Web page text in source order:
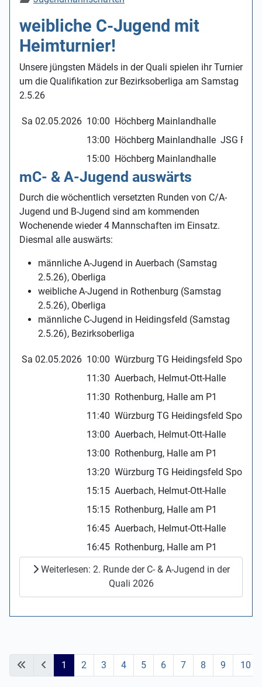
weibliche C-Jugend mit
Heimturnier!
Unsere jüngsten Mädels in der Quali spielen ihr Turnier
um die Qualifikation zur Bezirksoberliga am Samstag
2.5.26
Sa 02.05.2026 10:00 Höchberg Mainlandhalle
13:00 Höchberg Mainlandhalle JSG
15:00 Höchberg Mainlandhalle
mC- & A-Jugend auswärts
Durch die wöchentlich versetzten Runden von C/A-
Jugend und B-Jugend sind am kommenden
Wochenende wieder 4 Mannschaften im Einsatz.
Diesmal alle auswärts:
männliche A-Jugend in Auerbach (Samstag
2.5.26), Oberliga
weibliche A-Jugend in Rothenburg (Samstag
2.5.26), Oberliga
männliche C-Jugend in Heidingsfeld (Samstag
2.5.26), Bezirksoberliga
Sa 02.05.2026 10:00 Würzburg TG Heidingsfeld
11:30 Auerbach, Helmut-Ott-Halle
11:30 Rothenburg, Halle am P1
11:40 Würzburg TG Heidingsfeld
13:00 Auerbach, Helmut-Ott-Halle
13:00 Rothenburg, Halle am P1
13:20 Würzburg TG Heidingsfeld
15:15 Auerbach, Helmut-Ott-Halle
15:15 Rothenburg, Halle am P1
16:45 Auerbach, Helmut-Ott-Halle
16:45 Rothenburg, Halle am P1
Weiterlesen: 2. Runde der C- & A-Jugend in der
Quali 2026
1 2 3 4 5 6 7 8 9 10